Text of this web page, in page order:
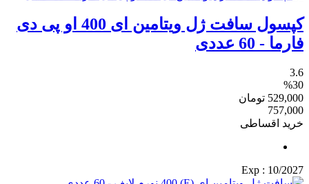
کپسول سافت ژل ویتامین ای 400 او پی دی
فارما - 60 عددی
3.6
%30
529,000 تومان
757,000
خرید اقساطی
10/2027
: Exp